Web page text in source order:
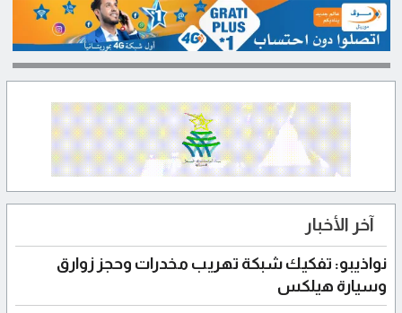
آخر الأخبار
نواذيبو: تفكيك شبكة تهريب مخدرات وحجز زوارق
وسيارة هيلكس